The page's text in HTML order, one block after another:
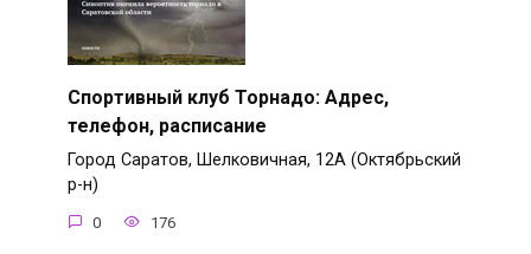
Спортивный клуб Торнадо: Адрес,
телефон, расписание
Город Саратов, Шелковичная, 12А (Октябрьский
р-н)
0 176